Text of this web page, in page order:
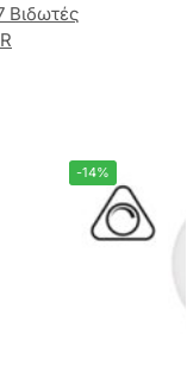
Βιδωτές
-14%